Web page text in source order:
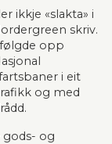
ikkje «slakta» i
skriv.
opp
i eit
og med
gods- og